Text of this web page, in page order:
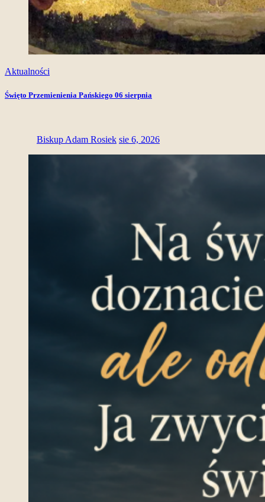
Aktualności
Święto Przemienienia Pańskiego 06 sierpnia
Biskup Adam Rosiek sie 6, 2026